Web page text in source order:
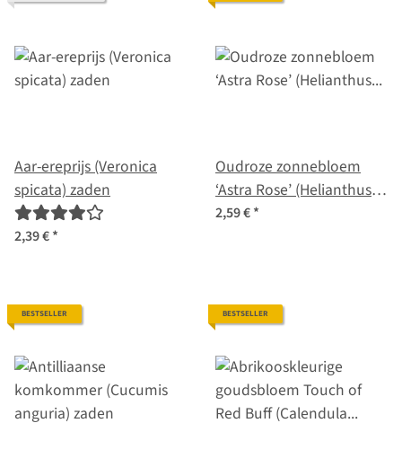
Aar-ereprijs (Veronica
spicata) zaden
2,39 €*
Oudroze zonnebloem
‘Astra Rose’ (Helianthus
annuus) zaden
2,59 €*
BESTSELLER BESTSELLER